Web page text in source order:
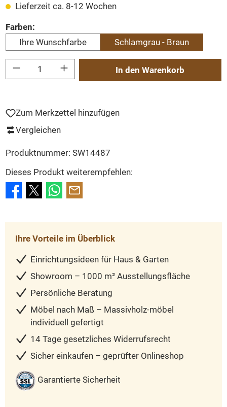
Lieferzeit ca. 8-12 Wochen
Farben:
Ihre Wunschfarbe
Schlamgrau - Braun
Produkt Anzahl: Gib den gewünschten Wert ein oder benutze die Schaltflächen
In den Warenkorb
Zum Merkzettel hinzufügen
Vergleichen
Produktnummer: SW14487
Dieses Produkt weiterempfehlen:
Ihre Vorteile im Überblick
Einrichtungsideen für Haus & Garten
Showroom – 1000 m² Ausstellungsfläche
Persönliche Beratung
Möbel nach Maß – Massivholz-möbel
individuell gefertigt
14 Tage gesetzliches Widerrufsrecht
Sicher einkaufen – geprüfter Onlineshop
Garantierte Sicherheit